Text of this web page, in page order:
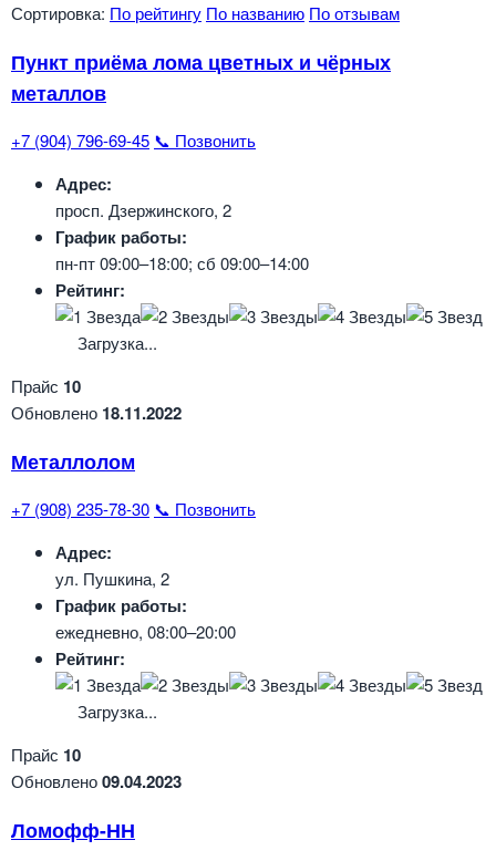
Сортировка: По рейтингу По названию По отзывам
Пункт приёма лома цветных и чёрных
металлов
+7 (904) 796-69-45 📞 Позвонить
Адрес:
просп. Дзержинского, 2
График работы:
пн-пт 09:00–18:00; сб 09:00–14:00
Рейтинг:
Загрузка...
Прайс 10
Обновлено 18.11.2022
Металлолом
+7 (908) 235-78-30 📞 Позвонить
Адрес:
ул. Пушкина, 2
График работы:
ежедневно, 08:00–20:00
Рейтинг:
Загрузка...
Прайс 10
Обновлено09.04.2023
Ломофф-НН